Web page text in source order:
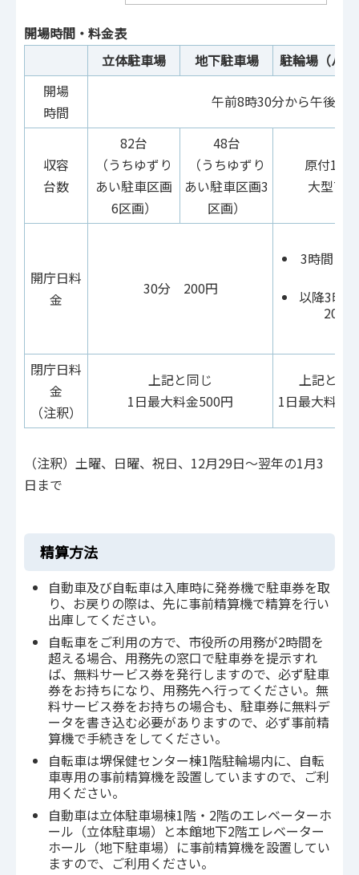
開場時間・料金表
立体駐車場
地下駐車場
駐輪場（バ
開場
時間
午前8時30分から午後9
収容
台数
82台
（うちゆずり
あい駐車区画
6区画）
48台
（うちゆずり
あい駐車区画3
区画）
原付11台
大型7台
開庁日料
金
30分 200円
3時間ま
以降3時
200円
閉庁日料
金
（注釈）
上記と同じ
1日最大料金500円
上記と同
1日最大料金
（注釈）土曜、日曜、祝日、12月29日～翌年の1月3
日まで
精算方法
自動車及び自転車は入庫時に発券機で駐車券を取
り、お戻りの際は、先に事前精算機で精算を行い
出庫してください。
自転車をご利用の方で、市役所の用務が2時間を
超える場合、用務先の窓口で駐車券を提示すれ
ば、無料サービス券を発行しますので、必ず駐車
券をお持ちになり、用務先へ行ってください。無
料サービス券をお持ちの場合も、駐車券に無料デ
ータを書き込む必要がありますので、必ず事前精
算機で手続きをしてください。
自転車は堺保健センター棟1階駐輪場内に、自転
車専用の事前精算機を設置していますので、ご利
用ください。
自動車は立体駐車場棟1階・2階のエレベーターホ
ール（立体駐車場）と本館地下2階エレベーター
ホール（地下駐車場）に事前精算機を設置してい
ますので、ご利用ください。